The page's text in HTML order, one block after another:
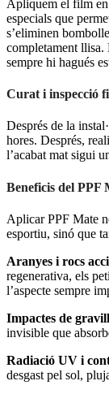
Apliquem el film
especials que
s’eliminen
completament llisa.
sempre hi hagués
Curat i inspecció
Després de la
hores. Després,
l’acabat mat sigui
Beneficis del PPF
Aplicar PPF Mate
esportiu, sinó que
Aranyes i rocs
regenerativa, els
l’aspecte sempre
Impactes de
invisible que
Radiació UV i
desgast pel sol,